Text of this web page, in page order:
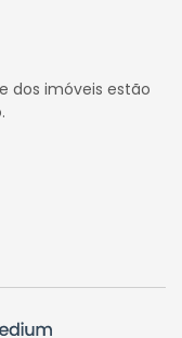
dos imóveis estão